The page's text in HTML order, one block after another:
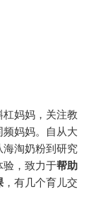
妈妈，关注教
妈妈。自从大
淘奶粉到研究
，致力于帮助
，有几个育儿交